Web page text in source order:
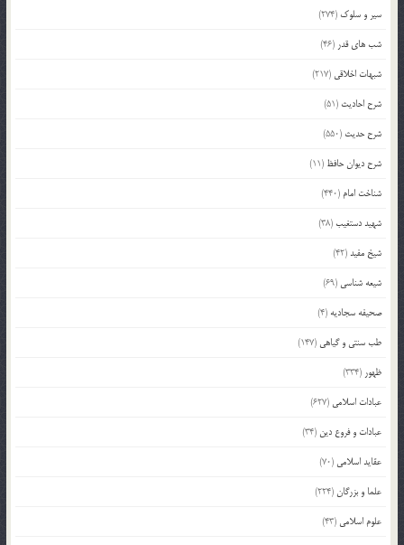
سیر و سلوک (274)
شب های قدر (46)
شبهات اخلاقی (217)
شرح احادیث (51)
شرح حدیث (550)
شرح دیوان حافظ (11)
شناخت امام (440)
شهید دستغیب(38)
شیخ مفید(42)
شیعه شناسی (69)
صحیفه سجادیه (4)
طب سنتی و گیاهی (147)
ظهور (334)
عبادات اسلامی (627)
عبادات و فروع دین (34)
عقاید اسلامی (70)
علما و بزرگان(224)
علوم اسلامی (43)